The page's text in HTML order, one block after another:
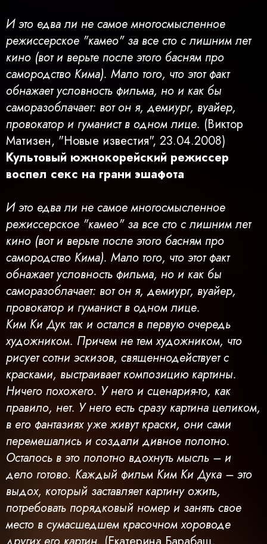
И это едва ли не самое многосмысленное
режиссерское "камео" за все сто с лишним лет
кино (вот и верьте после этого басням про
самородство Кима). Мало того, что этот факт
обнажает условность фильма, но и как бы
саморазоблачает: вот он я, демиург, вуайер,
провокатор и гуманист в одном лице. (Виктор
Матизен, "Новые известия", 23.04.2008)
Культовый южнокорейский режиссер
воспел секс на грани эшафота
И это едва ли не самое многосмысленное
режиссерское "камео" за все сто с лишним лет
кино (вот и верьте после этого басням про
самородство Кима). Мало того, что этот факт
обнажает условность фильма, но и как бы
саморазоблачает: вот он я, демиург, вуайер,
провокатор и гуманист в одном лице.
Ким Ки Дук так и остался в первую очередь
художником. Причем не тем художником, что
рисует сотни эскизов, священнодействует с
красками, выстраивает композицию картины.
Ничего похожего. У него и сценария-то, как
правило, нет. У него есть сразу картина целиком,
в его фантазиях уже живут краски, они сами
перемешались и создали дивное полотно.
Осталось в это полотно вдохнуть мысль – и
дело готово. Каждый фильм Ким Ки Дука – это
выдох, который заставляет картину ожить,
потребовать порядковый номер и занять свое
место в сумасшедшем красочном хороводе